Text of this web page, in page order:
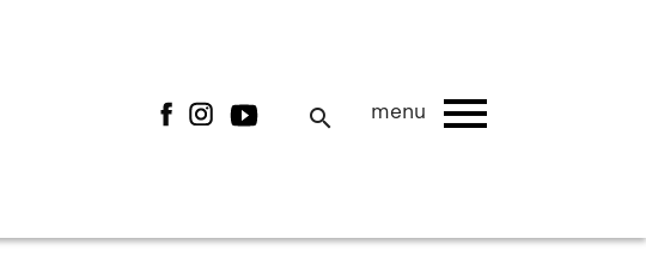
search menu menu